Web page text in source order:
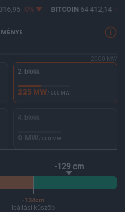
0% BITCOIN64 412,14 -
2000 MW
2. blokk
225 MW/ 500 MW
4. blokk
0 MW/ 500 MW
-129 cm
-134cm
leállási küszöb